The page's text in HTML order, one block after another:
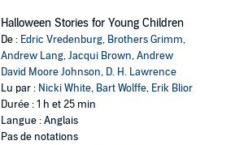
Halloween Stories for Young Children
De : Edric Vredenburg, Brothers Grimm,
Andrew Lang,Jacqui Brown,Andrew
David Moore Johnson, D. H. Lawrence
Lu par : Nicki White, Bart Wolffe, Erik Blior
Durée : 1 h et 25 min
Langue : Anglais
Pas de notations